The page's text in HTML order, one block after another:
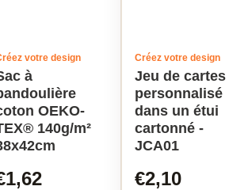
votre design
à
OEKO-
140g/m²
Créez votre design
Jeu de cartes
personnalisé
dans un étui
cartonné -
JCA01
€2,10